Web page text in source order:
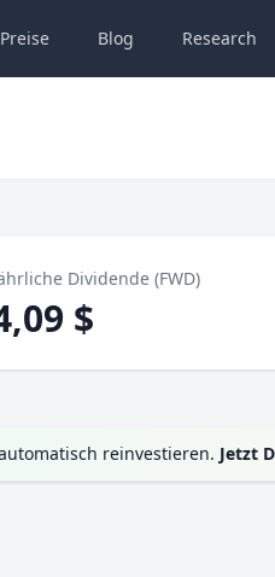
Preise Blog Research
Dividende (FWD)
$
reinvestieren. Jetzt